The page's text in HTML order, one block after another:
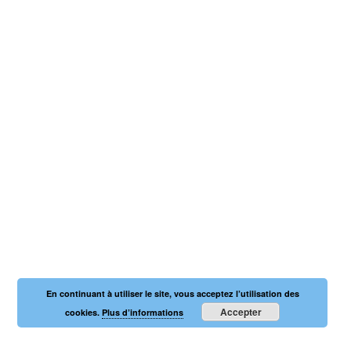
En continuant à utiliser le site, vous acceptez l’utilisation des
cookies.Plus d’informations Accepter